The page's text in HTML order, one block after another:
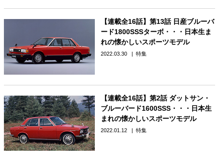
【連載全16話】第13話 日産ブルーバ
ード1800SSSターボ・・・日本生ま
れの懐かしいスポーツモデル
2022.03.30 特集
【連載全16話】第2話 ダットサン・
ブルーバード1600SSS・・・日本生
まれの懐かしいスポーツモデル
2022.01.12 特集